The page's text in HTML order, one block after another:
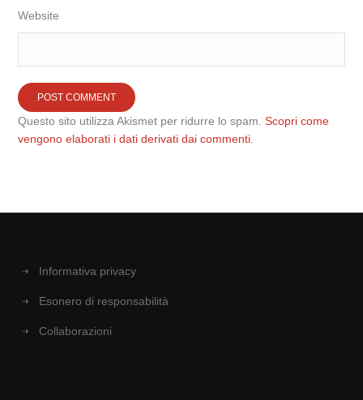
Website
Questo sito utilizza Akismet per ridurre lo spam.Scopri come
vengono elaborati i dati derivati dai commenti
Informativa privacy
Esonero di responsabilità
Collaborazioni